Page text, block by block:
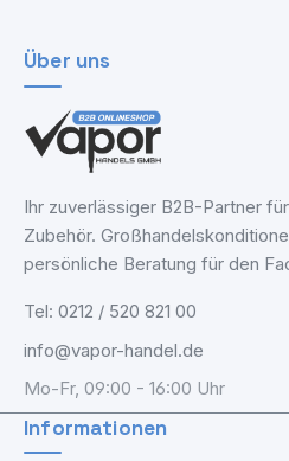
Über uns
Ihr zuverlässiger B2B-Partner
Zubehör.
persönliche Beratung für den
Tel: 0212 / 520 821 00
info@vapor-handel.de
Mo-Fr, 09:00 - 16:00 Uhr
Informationen